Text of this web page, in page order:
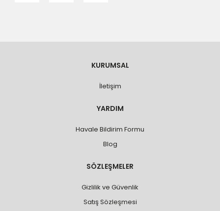
KURUMSAL
İletişim
YARDIM
Havale Bildirim Formu
Blog
SÖZLEŞMELER
Gizlilik ve Güvenlik
Satış Sözleşmesi